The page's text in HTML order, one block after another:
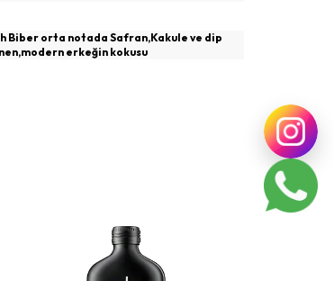
Biber orta notada Safran,Kakule ve dip
erkeğin kokusu